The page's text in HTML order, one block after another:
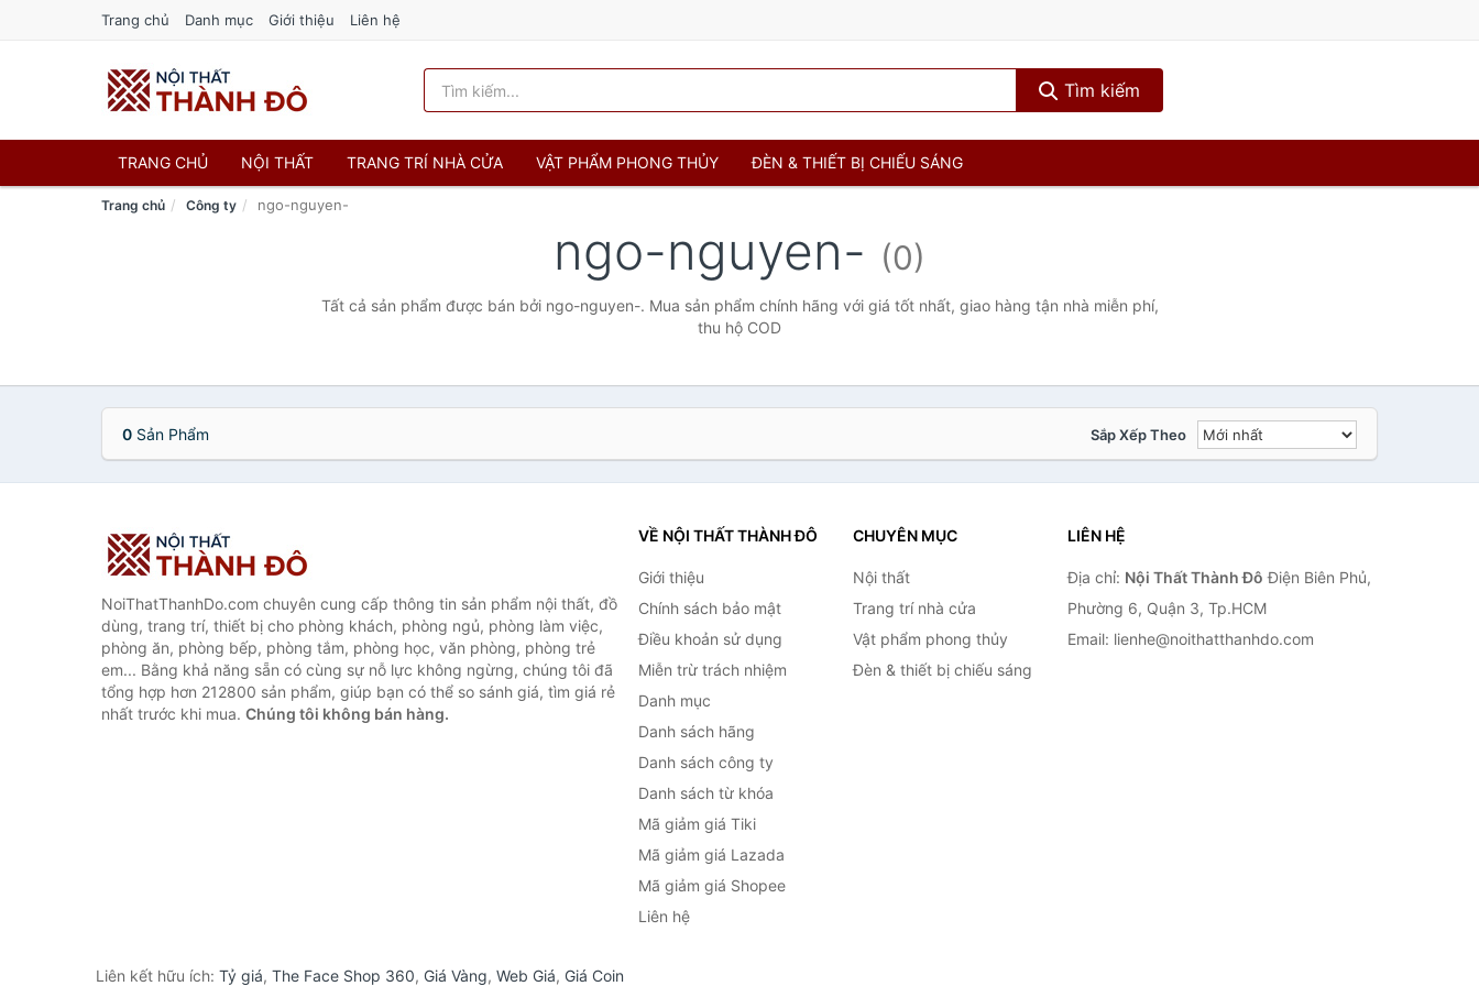
Trang chủ Danh mục Giới thiệu Liên hệ
Tìm kiếm
TRANG CHỦ NỘI THẤT TRANG TRÍ NHÀ CỬA VẬT PHẨM PHONG THỦY ĐÈN & THIẾT BỊ CHIẾU SÁNG
Trang chủ Công ty ngo-nguyen-
ngo-nguyen- (0)
Tất cả sản phẩm được bán bởi ngo-nguyen-. Mua sản phẩm chính hãng với giá tốt nhất, giao hàng tận nhà miễn phí,
thu hộ COD
0 Sản Phẩm Sắp Xếp Theo
NoiThatThanhDo.com chuyên cung cấp thông tin sản phẩm nội thất, đồ
dùng, trang trí, thiết bị cho phòng khách, phòng ngủ, phòng làm việc,
phòng ăn, phòng bếp, phòng tắm, phòng học, văn phòng, phòng trẻ
em... Bằng khả năng sẵn có cùng sự nỗ lực không ngừng, chúng tôi đã
tổng hợp hơn 212800 sản phẩm, giúp bạn có thể so sánh giá, tìm giá rẻ
nhất trước khi mua. Chúng tôi không bán hàng.
VỀ NỘI THẤT THÀNH ĐÔ
Giới thiệu
Chính sách bảo mật
Điều khoản sử dụng
Miễn trừ trách nhiệm
Danh mục
Danh sách hãng
Danh sách công ty
Danh sách từ khóa
Mã giảm giá Tiki
Mã giảm giá Lazada
Mã giảm giá Shopee
Liên hệ
CHUYÊN MỤC
Nội thất
Trang trí nhà cửa
Vật phẩm phong thủy
Đèn & thiết bị chiếu sáng
LIÊN HỆ
Địa chỉ: Nội Thất Thành Đô Điện Biên Phủ,
Phường 6, Quận 3, Tp.HCM
Email: lienhe@noithatthanhdo.com
Liên kết hữu ích: Tỷ giá, The Face Shop 360, Giá Vàng, Web Giá, Giá Coin